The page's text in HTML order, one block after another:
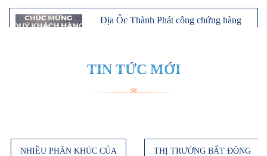
Địa Ốc Thành Phát công chứng hàng
trăm sổ đỏ cho khách hàng
sản bất động sản
TIN TỨC MỚI
NHIỀU PHÂN KHÚC CỦA
THỊ TRƯỜNG BẤT ĐỘNG